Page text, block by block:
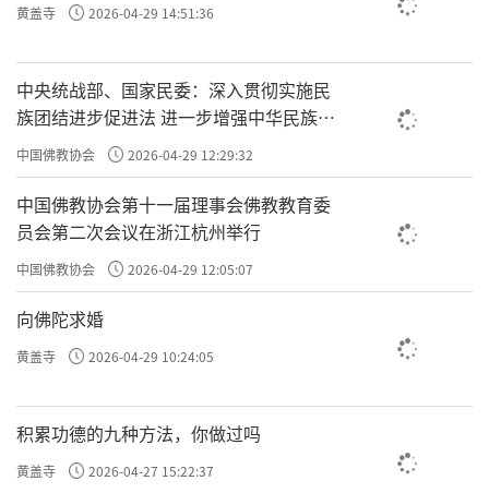
黄盖寺 2026-04-29 14:51:36
中央统战部、国家民委：深入贯彻实施民
族团结进步促进法 进一步增强中华民族凝
聚力向心力
中国佛教协会 2026-04-29 12:29:32
中国佛教协会第十一届理事会佛教教育委
员会第二次会议在浙江杭州举行
中国佛教协会 2026-04-29 12:05:07
向佛陀求婚
黄盖寺 2026-04-29 10:24:05
积累功德的九种方法，你做过吗
黄盖寺 2026-04-27 15:22:37